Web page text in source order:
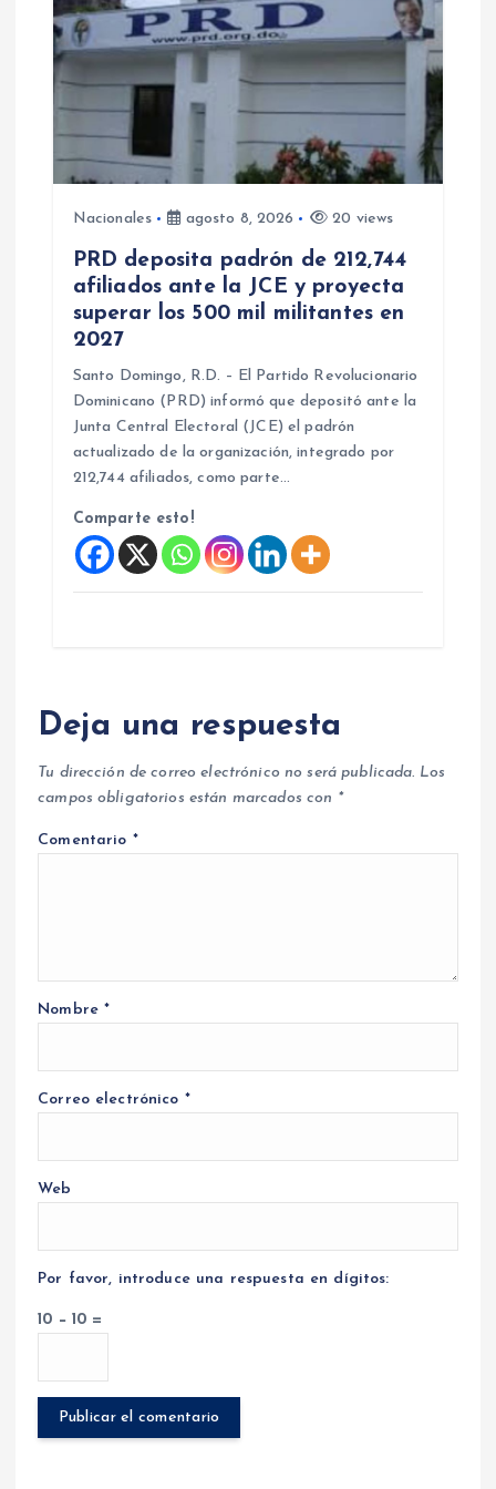
Nacionales agosto 8, 2026 20 views
PRD deposita padrón de 212,744
afiliados ante la JCE y proyecta
superar los 500 mil militantes en
2027
Santo Domingo, R.D. – El Partido Revolucionario
Dominicano (PRD) informó que depositó ante la
Junta Central Electoral (JCE) el padrón
actualizado de la organización, integrado por
212,744 afiliados, como parte…
Comparte esto!
Deja una respuesta
Tu dirección de correo electrónico no será publicada. Los
campos obligatorios están marcados con *
Comentario *
Nombre*
Correo electrónico *
Web
Por favor, introduce una respuesta en dígitos:
10 − 10 =